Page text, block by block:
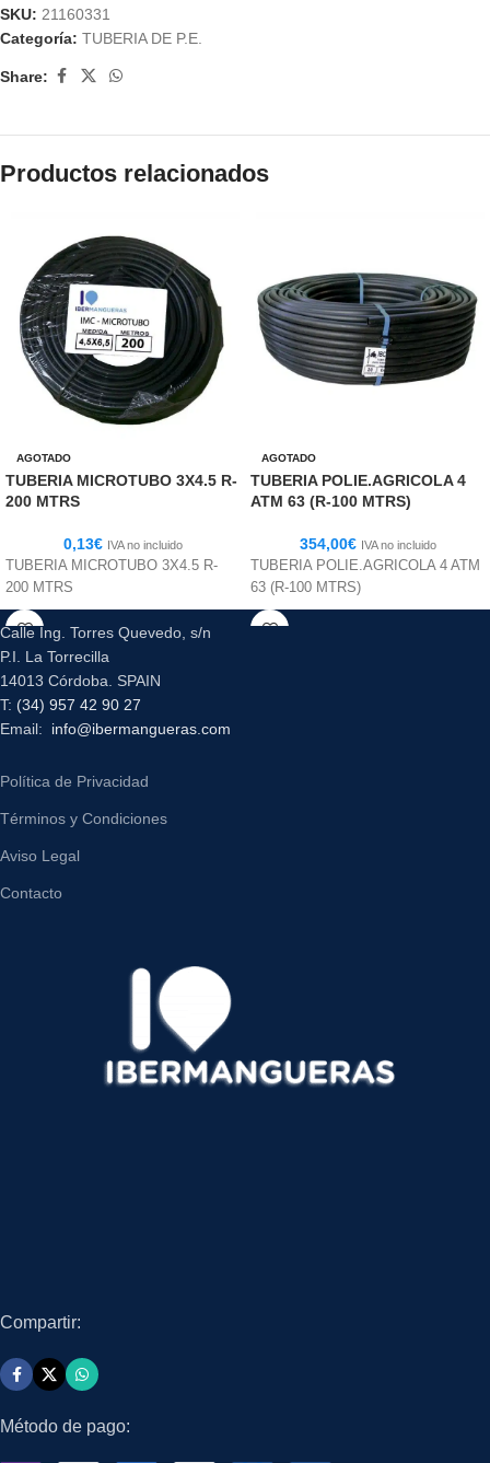
SKU: 21160331
Categoría: TUBERIA DE P.E.
Share:
Productos relacionados
AGOTADO
TUBERIA MICROTUBO 3X4.5 R-
200 MTRS
0,13€ IVA no incluido
TUBERIA MICROTUBO 3X4.5 R-
200 MTRS
AGOTADO
TUBERIA POLIE.AGRICOLA 4
ATM 63 (R-100 MTRS)
354,00€ IVA no incluido
TUBERIA POLIE.AGRICOLA 4 ATM
63 (R-100 MTRS)
Calle Ing. Torres Quevedo, s/n
P.I. La Torrecilla
14013 Córdoba. SPAIN
T: (34) 957 42 90 27
Email: info@ibermangueras.com
Política de Privacidad
Términos y Condiciones
Aviso Legal
Contacto
Compartir:
Método de pago: